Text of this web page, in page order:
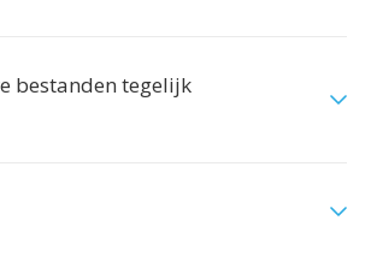
bestanden tegelijk